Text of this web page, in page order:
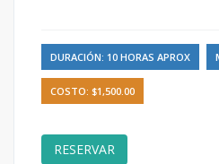
DURACIÓN: 10 HORAS APROX
COSTO: $1,500.00
RESERVAR